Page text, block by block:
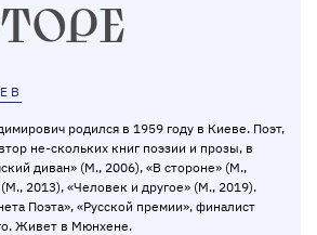
родился в 1959 году в Киеве. Поэт,
не-скольких книг поэзии и прозы, в
диван» (М., 2006), «В стороне» (М.,
2013), «Человек и другое» (М., 2019).
Поэта», «Русской премии», финалист
Живет в Мюнхене.